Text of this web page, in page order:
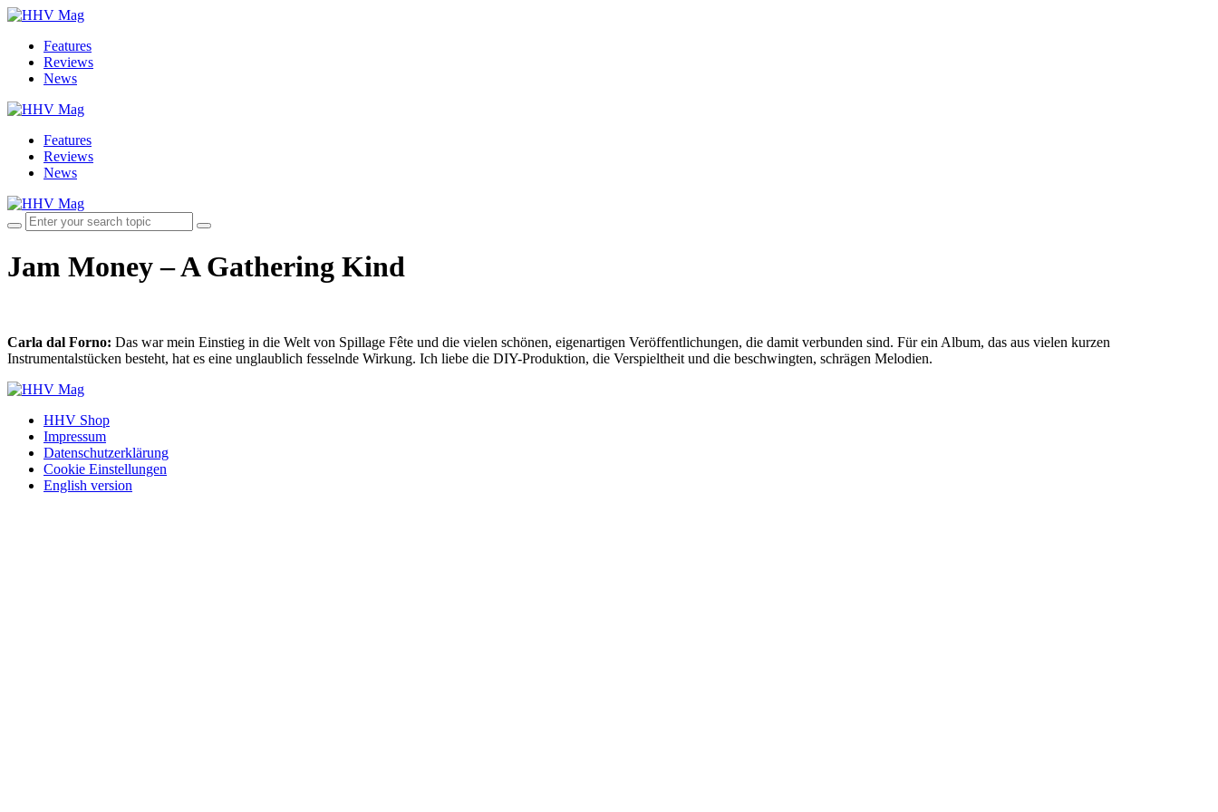
Features
Reviews
News
Features
Reviews
News
Jam Money – A Gathering Kind
Carla dal Forno: Das war mein Einstieg in die Welt von Spillage Fête und die vielen schönen, eigenartigen Veröffentlichungen, die damit verbunden sind. Für ein Album, das aus vielen kurzen
Instrumentalstücken besteht, hat es eine unglaublich fesselnde Wirkung. Ich liebe die DIY-Produktion, die Verspieltheit und die beschwingten, schrägen Melodien.
HHV Shop
Impressum
Datenschutzerklärung
Cookie Einstellungen
English version